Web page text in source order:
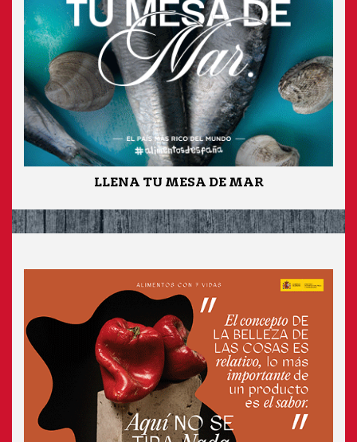
LLENA TU MESA DE MAR